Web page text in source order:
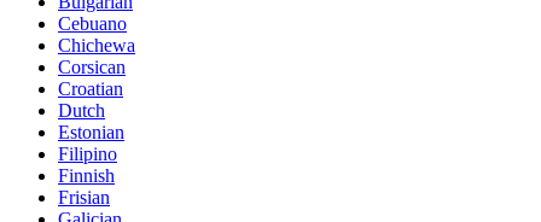
Cebuano
Chichewa
Corsican
Croatian
Dutch
Estonian
Filipino
Finnish
Frisian